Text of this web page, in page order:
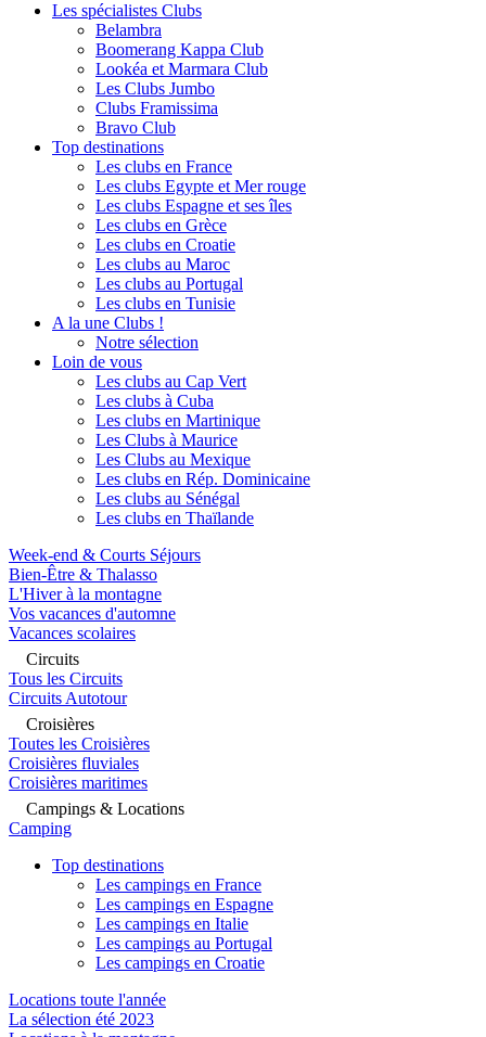
Les spécialistes Clubs
Belambra
Boomerang Kappa Club
Lookéa et Marmara Club
Les Clubs Jumbo
Clubs Framissima
Bravo Club
Top destinations
Les clubs en France
Les clubs Egypte et Mer rouge
Les clubs Espagne et ses îles
Les clubs en Grèce
Les clubs en Croatie
Les clubs au Maroc
Les clubs au Portugal
Les clubs en Tunisie
A la une Clubs !
Notre sélection
Loin de vous
Les clubs au Cap Vert
Les clubs à Cuba
Les clubs en Martinique
Les Clubs à Maurice
Les Clubs au Mexique
Les clubs en Rép. Dominicaine
Les clubs au Sénégal
Les clubs en Thaïlande
Week-end & Courts Séjours
Bien-Être & Thalasso
L'Hiver à la montagne
Vos vacances d'automne
Vacances scolaires
Circuits
Tous les Circuits
Circuits Autotour
Croisières
Toutes les Croisières
Croisières fluviales
Croisières maritimes
Campings & Locations
Camping
Top destinations
Les campings en France
Les campings en Espagne
Les campings en Italie
Les campings au Portugal
Les campings en Croatie
Locations toute l'année
La sélection été 2023